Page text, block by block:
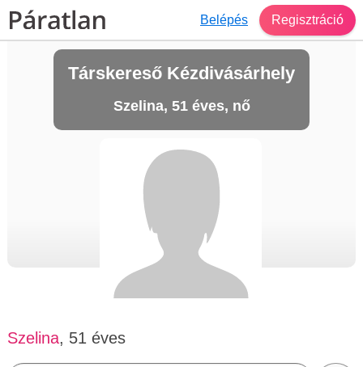
Belépés Regisztráció
Társkereső Kézdivásárhely
Szelina, 51 éves, nő
Szelina, 51 éves